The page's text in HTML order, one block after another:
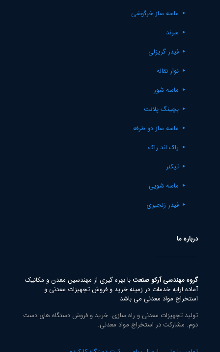
ماسه ساز خرگوشی
سرند
فیدر گریزلی
نوار نقاله
ماسه شور
بچینگ پلانت
ماسه ساز دو طرفه
راک اند راک
تیکنر
ماسه شویی
فیدر زنجیری
درباره ما
گروه مهندسی آرکو صنعتبا بهره گیری از مهندسین معدن و مکانیک
آماده ارایه خدمات در زمینه خرید و فروش تجهیزات معدنی و
استخراج مواد معدنی می باشد
تولید تجهیزات معدنی و راه سازی. خرید و فروش دستگاه های دست
دوم. مشارکت در استخراج مواد معدنی.